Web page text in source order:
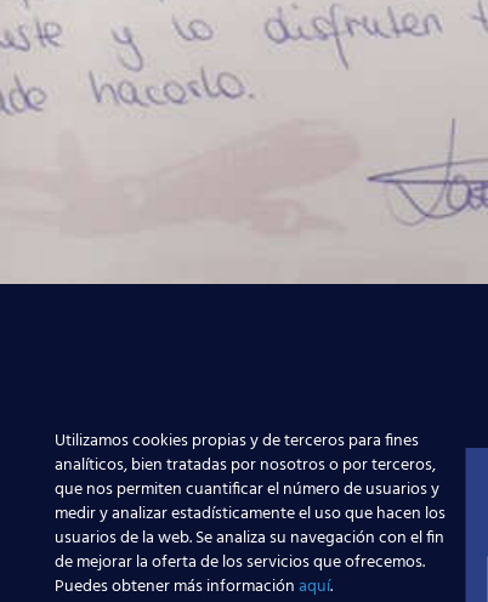
en la que vemos a
Utilizamos cookies propias y de terceros para fines
analíticos, bien tratadas por nosotros o por terceros,
que nos permiten cuantificar el número de usuarios y
medir y analizar estadísticamente el uso que hacen los
usuarios de la web. Se analiza su navegación con el fin
de mejorar la oferta de los servicios que ofrecemos.
Puedes obtener más informaciónaquí.